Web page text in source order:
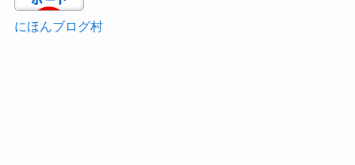
にほんブログ村